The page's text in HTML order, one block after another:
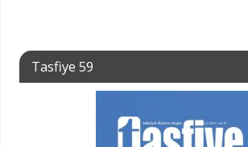
Tasfiye 59